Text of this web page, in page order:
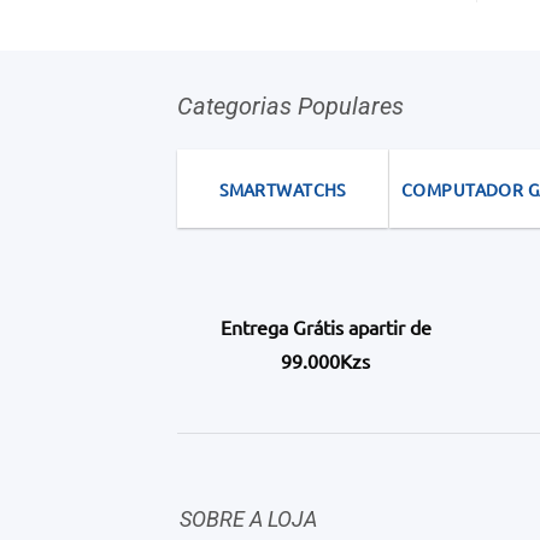
Categorias Populares
SMARTWATCHS COMPUTADOR
Entrega Grátis apartir de
99.000Kzs
SOBRE A LOJA